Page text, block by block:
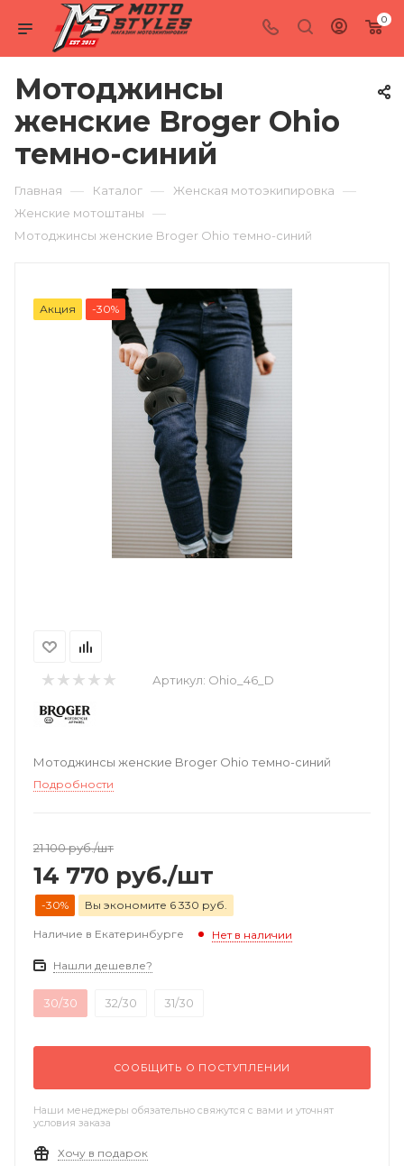
0
Мотоджинсы
женские Broger Ohio
темно-синий
Главная — Каталог — Женская мотоэкипировка —
Женские мотоштаны —
Мотоджинсы женские Broger Ohio темно-синий
Акция -30%
Артикул: Ohio_46_D
Мотоджинсы женские Broger Ohio темно-синий
Подробности
21 100руб./шт
14 770 руб./шт
-30% Вы экономите 6 330 руб.
Наличие в Екатеринбурге Нет в наличии
Нашли дешевле?
30/30 32/30 31/30
СООБЩИТЬ О ПОСТУПЛЕНИИ
Наши менеджеры обязательно свяжутся с вами и уточнят
условия заказа
Хочу в подарок